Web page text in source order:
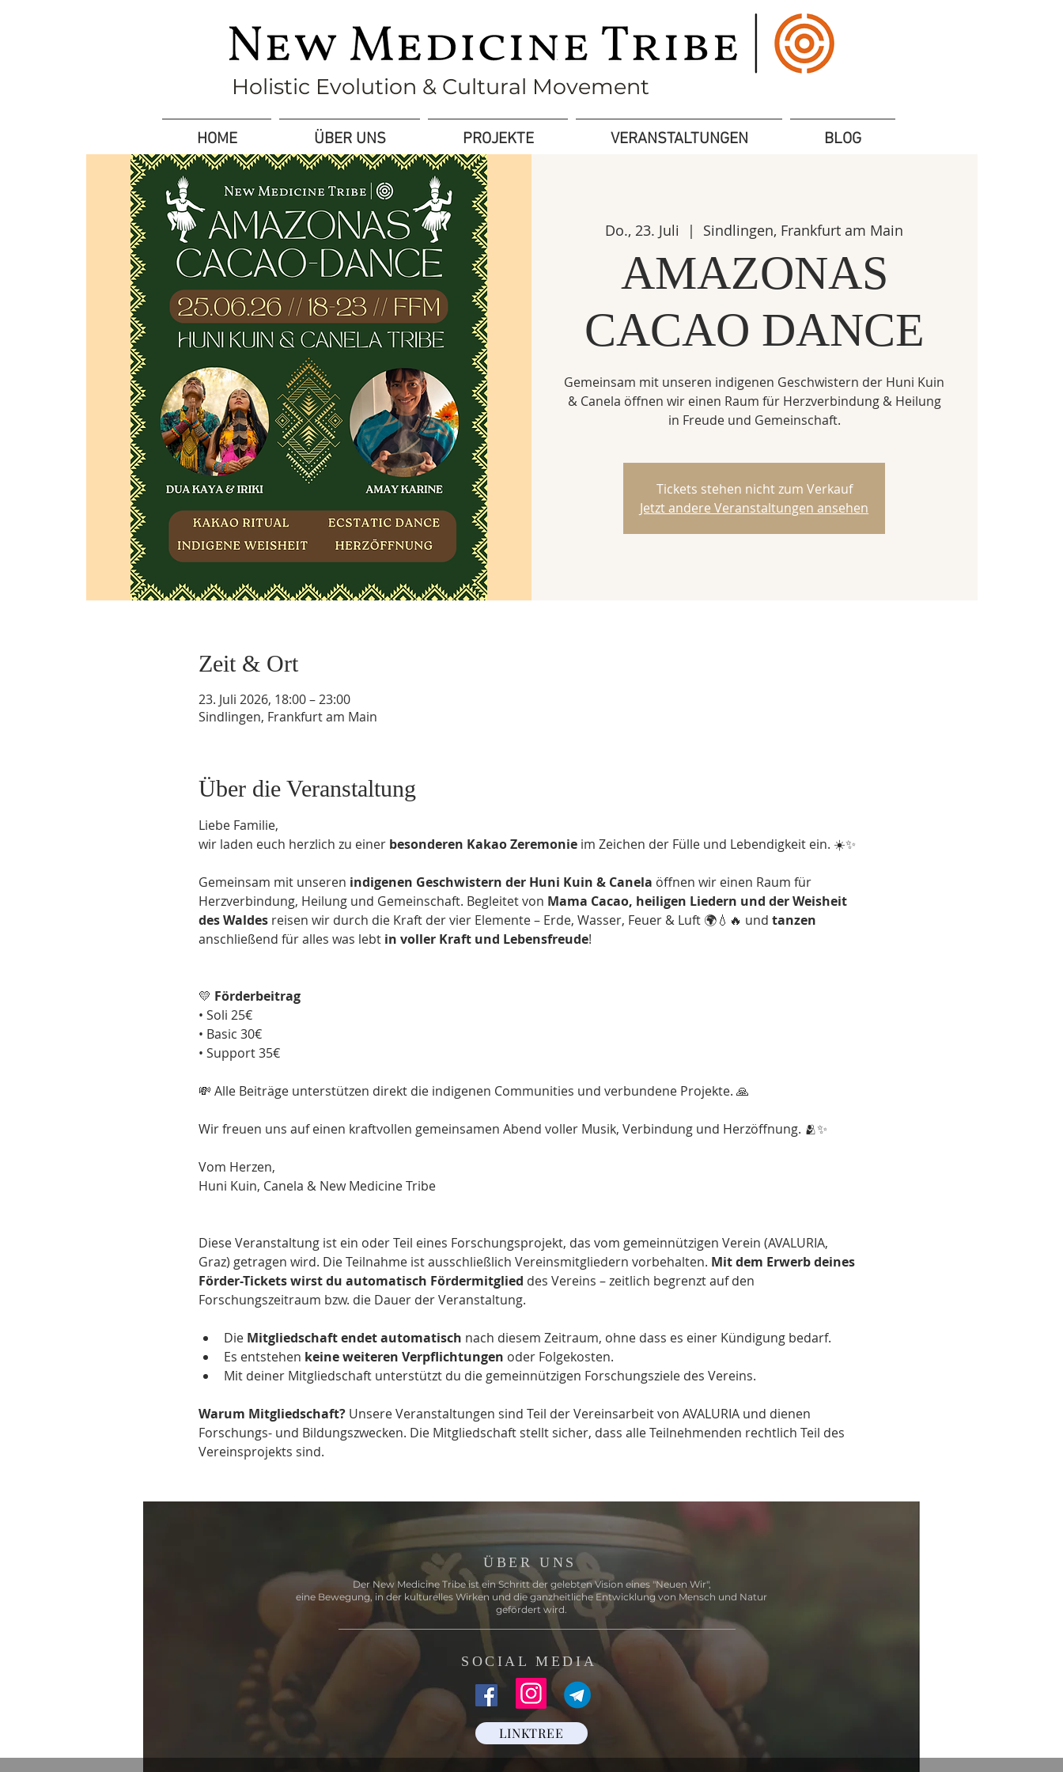
Holistic Evolution & Cultural Movement
HOME ÜBER UNS PROJEKTE VERANSTALTUNGEN BLOG
Do., 23. Juli
  |
Sindlingen, Frankfurt am Main
AMAZONAS
CACAO DANCE
Gemeinsam mit unseren indigenen Geschwistern der Huni Kuin
& Canela öffnen wir einen Raum für Herzverbindung & Heilung
in Freude und Gemeinschaft.
Tickets stehen nicht zum Verkauf
Jetzt andere Veranstaltungen ansehen
Zeit & Ort
23. Juli 2026, 18:00 – 23:00
Sindlingen, Frankfurt am Main
Über die Veranstaltung
Liebe Familie,
wir laden euch herzlich zu einer besonderen Kakao Zeremonie im Zeichen der Fülle und Lebendigkeit ein. ☀️✨
Gemeinsam mit unseren indigenen Geschwistern der Huni Kuin & Canela öffnen wir einen Raum für
Herzverbindung, Heilung und Gemeinschaft. Begleitet von Mama Cacao, heiligen Liedern und der Weisheit
des Waldes reisen wir durch die Kraft der vier Elemente – Erde, Wasser, Feuer & Luft 🌍💧🔥 und tanzen
anschließend für alles was lebt in voller Kraft und Lebensfreude!
💛 Förderbeitrag
• Soli 25€
• Basic 30€
• Support 35€
💸 Alle Beiträge unterstützen direkt die indigenen Communities und verbundene Projekte. 🙏
Wir freuen uns auf einen kraftvollen gemeinsamen Abend voller Musik, Verbindung und Herzöffnung. 🫂✨
Vom Herzen,
Huni Kuin, Canela & New Medicine Tribe
Diese Veranstaltung ist ein oder Teil eines Forschungsprojekt, das vom gemeinnützigen Verein (AVALURIA,
Graz) getragen wird. Die Teilnahme ist ausschließlich Vereinsmitgliedern vorbehalten. Mit dem Erwerb deines
Förder-Tickets wirst du automatisch Fördermitglied des Vereins – zeitlich begrenzt auf den
Forschungszeitraum bzw. die Dauer der Veranstaltung.
Die Mitgliedschaft endet automatisch nach diesem Zeitraum, ohne dass es einer Kündigung bedarf.
Es entstehen keine weiteren Verpflichtungen oder Folgekosten.
Mit deiner Mitgliedschaft unterstützt du die gemeinnützigen Forschungsziele des Vereins.
Warum Mitgliedschaft? Unsere Veranstaltungen sind Teil der Vereinsarbeit von AVALURIA und dienen
Forschungs- und Bildungszwecken. Die Mitgliedschaft stellt sicher, dass alle Teilnehmenden rechtlich Teil des
Vereinsprojekts sind.
ÜBER UNS
Der New Medicine Tribe ist ein Schritt der gelebten Vision eines "Neuen Wir",
eine Bewegung, in der kulturelles Wirken und die ganzheitliche Entwicklung von Mensch und Natur
gefördert wird.
SOCIAL MEDIA
LINKTREE